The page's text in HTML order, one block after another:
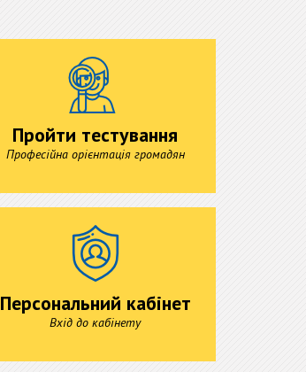
Пройти тестування
Професійна орієнтація громадян
Персональний кабінет
Вхід до кабінету